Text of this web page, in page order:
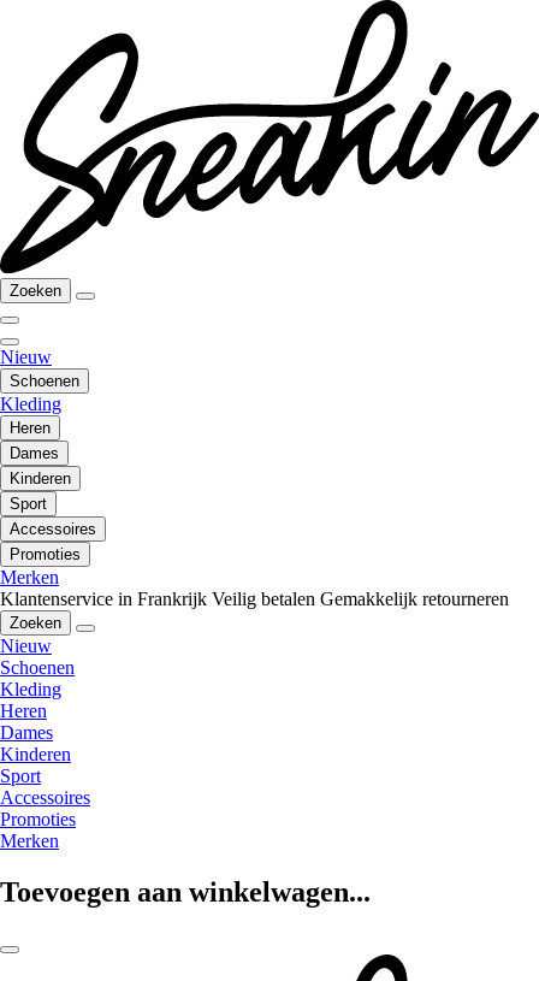
Zoeken
Nieuw
Schoenen
Kleding
Heren
Dames
Kinderen
Sport
Accessoires
Promoties
Merken
Klantenservice in Frankrijk Veilig betalen Gemakkelijk retourneren
Zoeken
Nieuw
Schoenen
Kleding
Heren
Dames
Kinderen
Sport
Accessoires
Promoties
Merken
Toevoegen aan winkelwagen...